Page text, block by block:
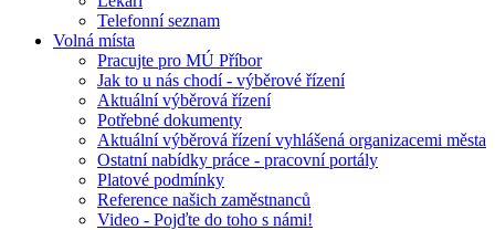
Telefonní seznam
Volná místa
Pracujte pro MÚ Příbor
Jak to u nás chodí - výběrové řízení
Aktuální výběrová řízení
Potřebné dokumenty
Aktuální výběrová řízení vyhlášená organizacemi města
Ostatní nabídky práce - pracovní portály
Platové podmínky
Reference našich zaměstnanců
Video - Pojďte do toho s námi!